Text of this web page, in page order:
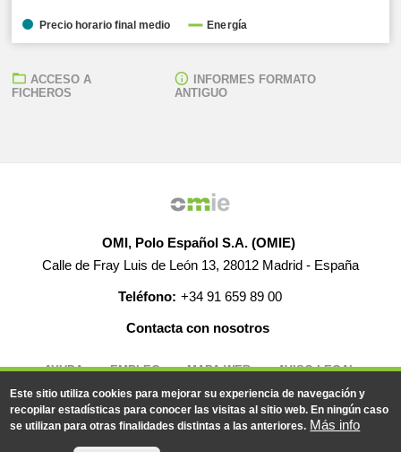
Precio horario final medio Energía
ACCESO A
FICHEROS
INFORMES FORMATO
ANTIGUO
OMI, Polo Español S.A. (OMIE)
Calle de Fray Luis de León 13, 28012 Madrid - España
Teléfono: +34 91 659 89 00
Contacta con nosotros
© 2019-2026 - Todos los derechos reservados
AYUDA EMPLEO MAPA WEB AVISO LEGAL
Este sitio utiliza cookies para mejorar su experiencia de navegación y
recopilar estadísticas para conocer las visitas al sitio web. En ningún caso
se utilizan para otras finalidades distintas a las anteriores. Más info